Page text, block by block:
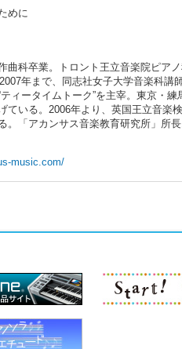
に
科卒業。トロント王立音楽院ピア
年まで、同志社女子大学音楽科講師
ィータイムトーク”を主宰。東京・
いる。2006年より、英国王立音楽
「アカンサス音楽教育研究所」所長
music.com/